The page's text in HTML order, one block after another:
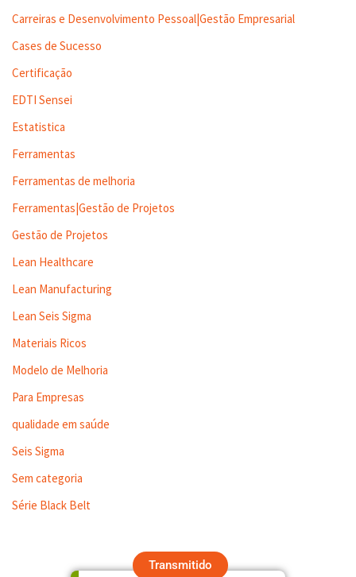
Carreiras e Desenvolvimento Pessoal|Gestão Empresarial
Cases de Sucesso
Certificação
EDTI Sensei
Estatistica
Ferramentas
Ferramentas de melhoria
Ferramentas|Gestão de Projetos
Gestão de Projetos
Lean Healthcare
Lean Manufacturing
Lean Seis Sigma
Materiais Ricos
Modelo de Melhoria
Para Empresas
qualidade em saúde
Seis Sigma
Sem categoria
Série Black Belt
Transmitido